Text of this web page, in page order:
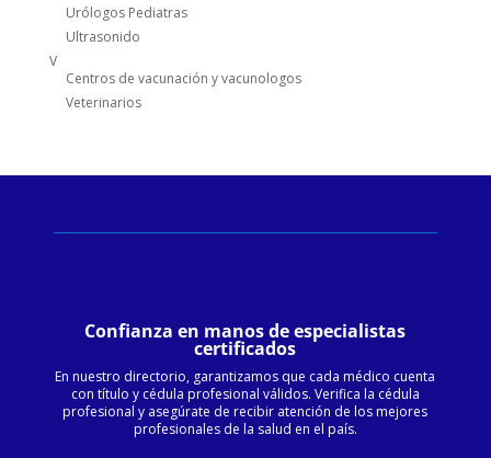
Urólogos Pediatras
Ultrasonido
V
Centros de vacunación y vacunologos
Veterinarios
Confianza en manos de especialistas
certificados
En nuestro directorio, garantizamos que cada médico cuenta
con título y cédula profesional válidos. Verifica la cédula
profesional y asegúrate de recibir atención de los mejores
profesionales de la salud en el país.